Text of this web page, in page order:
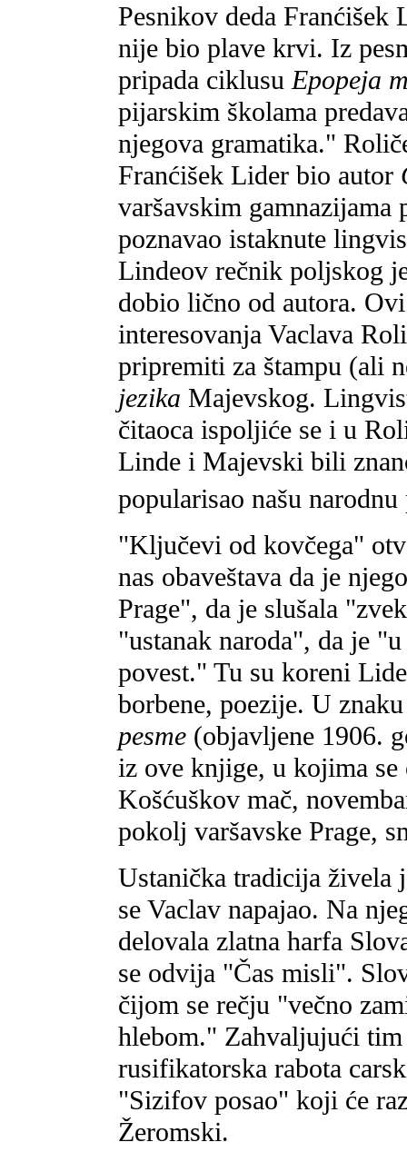
Pesnikov deda Franćišek
nije bio plave krvi. Iz
pripada ciklusuEpopeja
pijarskim školama
njegova gramatika."
Franćišek Lider bio autor
varšavskim gamnazijama
poznavao istaknute
Lindeov rečnik poljskog
dobio lično od autora.
interesovanja Vaclava
pripremiti za štampu (ali
jezika Majevskog.
čitaoca ispoljiće se i u
Linde i Majevski bili
popularisao našu
"Ključevi od kovčega"
nas obaveštava da je
Prage", da je slušala
"ustanak naroda", da je
povest." Tu su koreni
borbene, poezije. U
pesme (objavljene 1906.
iz ove knjige, u kojima se
Košćuškov mač,
pokolj varšavske Prage,
Ustanička tradicija živela
se Vaclav napajao. Na
delovala zlatna harfa
se odvija "Čas misli".
čijom se rečju "večno
hlebom." Zahvaljujući
rusifikatorska rabota
"Sizifov posao" koji će
Žeromski.